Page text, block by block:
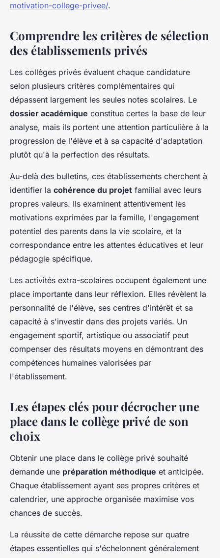
motivation-college-privee/.
Comprendre les critères de sélection
des établissements privés
Les collèges privés évaluent chaque candidature
selon plusieurs critères complémentaires qui
dépassent largement les seules notes scolaires. Le
dossier académique constitue certes la base de leur
analyse, mais ils portent une attention particulière à la
progression de l'élève et à sa capacité d'adaptation
plutôt qu'à la perfection des résultats.
Au-delà des bulletins, ces établissements cherchent à
identifier la cohérence du projet familial avec leurs
propres valeurs. Ils examinent attentivement les
motivations exprimées par la famille, l'engagement
potentiel des parents dans la vie scolaire, et la
correspondance entre les attentes éducatives et leur
pédagogie spécifique.
Les activités extra-scolaires occupent également une
place importante dans leur réflexion. Elles révèlent la
personnalité de l'élève, ses centres d'intérêt et sa
capacité à s'investir dans des projets variés. Un
engagement sportif, artistique ou associatif peut
compenser des résultats moyens en démontrant des
compétences humaines valorisées par
l'établissement.
Les étapes clés pour décrocher une
place dans le collège privé de son
choix
Obtenir une place dans le collège privé souhaité
demande une préparation méthodique et anticipée.
Chaque établissement ayant ses propres critères et
calendrier, une approche organisée maximise vos
chances de succès.
La réussite de cette démarche repose sur quatre
étapes essentielles qui s'échelonnent généralement